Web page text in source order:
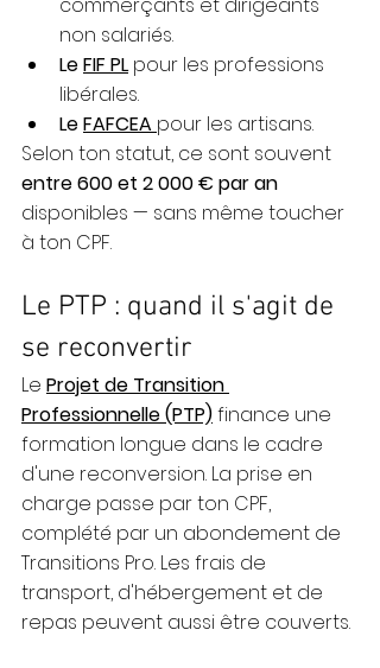
non salariés.
Le FIF PL pour les professions
libérales.
Le FAFCEA pour les artisans.
Selon ton statut, ce sont souvent
entre 600 et 2 000 € par an
disponibles — sans même toucher
à ton CPF.
Le PTP : quand il s'agit de
se reconvertir
Le Projet de Transition
Professionnelle (PTP) finance une
formation longue dans le cadre
d'une reconversion. La prise en
charge passe par ton CPF,
complété par un abondement de
Transitions Pro. Les frais de
transport, d'hébergement et de
repas peuvent aussi être couverts.